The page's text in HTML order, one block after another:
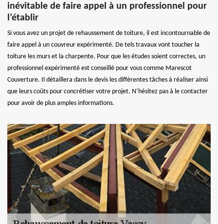
inévitable de faire appel à un professionnel pour
l’établir
Si vous avez un projet de rehaussement de toiture, il est incontournable de
faire appel à un couvreur expérimenté. De tels travaux vont toucher la
toiture les murs et la charpente. Pour que les études soient correctes, un
professionnel expérimenté est conseillé pour vous comme Marescot
Couverture. Il détaillera dans le devis les différentes tâches à réaliser ainsi
que leurs coûts pour concrétiser votre projet. N’hésitez pas à le contacter
pour avoir de plus amples informations.